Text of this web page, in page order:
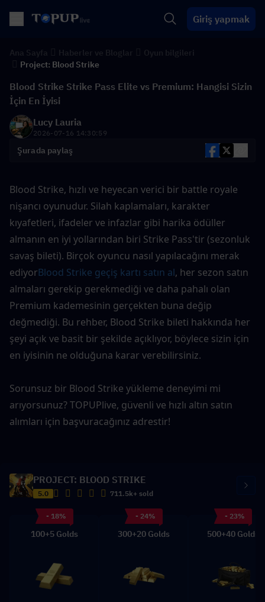
Giriş yapmak
Project: Blood Strike
Blood Strike Strike Pass Elite vs Premium: Hangisi Sizin
İçin En İyisi
Lucy Lauria
2026-07-16 14:30:59
Şurada paylaş
Blood Strike, hızlı ve heyecan verici bir battle royale
nişancı oyunudur. Silah kaplamaları, karakter
kıyafetleri, ifadeler ve infazlar gibi harika ödüller
almanın en iyi yollarından biri Strike Pass'tir (sezonluk
savaş bileti). Birçok oyuncu nasıl yapılacağını merak
ediyorBlood Strike geçiş kartı satın al, her sezon satın
almaları gerekip gerekmediği ve daha pahalı olan
Premium kademesinin gerçekten buna değip
değmediği. Bu rehber, Blood Strike bileti hakkında her
şeyi açık ve basit bir şekilde açıklıyor, böylece sizin için
en iyisinin ne olduğuna karar verebilirsiniz.
Sorunsuz bir Blood Strike yükleme deneyimi mi
arıyorsunuz? TOPUPlive, güvenli ve hızlı altın satın
alımları için başvuracağınız adrestir!
PROJECT: BLOOD STRIKE
5.0 711.5k+ sold
- 18%
100+5 Golds
- 24%
300+20 Golds
- 23%
500+40 Golds